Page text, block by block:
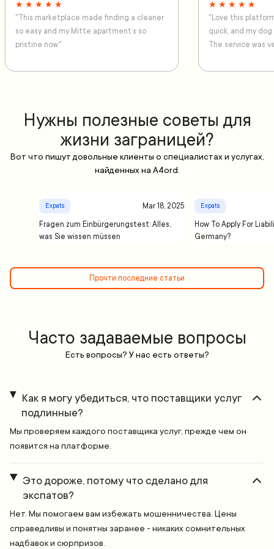
★ ★ ★ ★ ★
"This marketplace made finding a cleaner
so easy and my Mitte apartment’s so
pristine now."
★ ★ ★ ★ ★
"Love this
quick, and my
The service was
Нужны полезные советы для
жизни заграницей?
Вот что пишут довольные клиенты о специалистах и услугах,
найденных на A4ord.
Expats Mar 18, 2025
Fragen zum Einbürgerungstest: Alles,
was Sie wissen müssen
Expats
How To Apply For
Germany?
Прочти последние статьи
Часто задаваемые вопросы
Есть вопросы? У нас есть ответы?
Как я могу убедиться, что поставщики услуг
подлинные?
Мы проверяем каждого поставщика услуг, прежде чем он
появится на платформе.
Это дороже, потому что сделано для
экспатов?
Нет. Мы помогаем вам избежать мошенничества. Цены
справедливы и понятны заранее - никаких сомнительных
надбавок и сюрпризов.